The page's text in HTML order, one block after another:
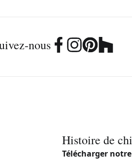
nous
Histoire de
Télécharger